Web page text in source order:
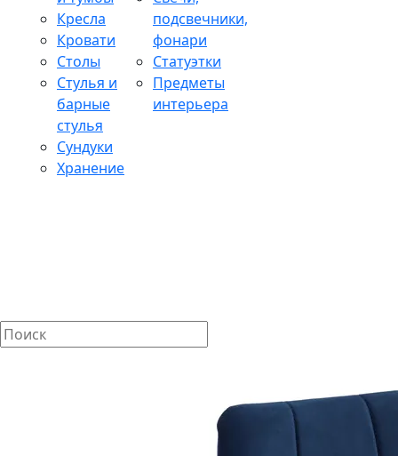
Кресла
Кровати
Столы
Стулья и
барные
стулья
Сундуки
Хранение
подсвечники,
фонари
Статуэтки
Предметы
интерьера